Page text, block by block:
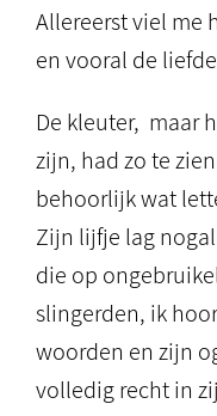
Allereerst viel me
en vooral de
De kleuter, maar
zijn, had zo te
behoorlijk wat
Zijn lijfje lag
die op
slingerden, ik
woorden en zijn
volledig recht in